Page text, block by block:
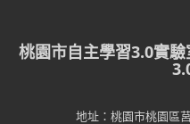
桃園市自主學習3.0實
地址：桃園市桃園區